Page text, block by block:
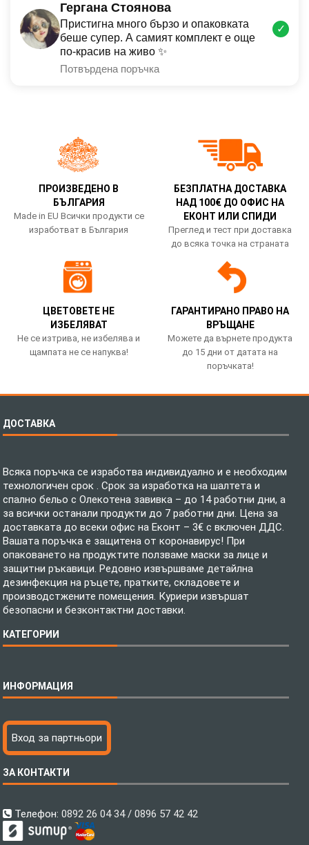
Гергана Стоянова
Пристигна много бързо и опаковката
беше супер. А самият комплект е още
по-красив на живо ✨
Потвърдена поръчка
✓
ПРОИЗВЕДЕНО В
БЪЛГАРИЯ
Made in EU Всички продукти се
изработват в България
БЕЗПЛАТНА ДОСТАВКА
НАД 100€ ДО ОФИС НА
ЕКОНТ ИЛИ СПИДИ
Преглед и тест при доставка
до всяка точка на страната
ЦВЕТОВЕТЕ НЕ
ИЗБЕЛЯВАТ
Не се изтрива, не избелява и
щампата не се напуква!
ГАРАНТИРАНО ПРАВО НА
ВРЪЩАНЕ
Можете да върнете продукта
до 15 дни от датата на
поръчката!
ДОСТАВКА
Всяка поръчка се изработва индивидуално и е необходим
технологичен срок . Срок за изработка на шалтета и
спално бельо с Олекотена завивка – до 14 работни дни, а
за всички останали продукти до 7 работни дни. Цена за
доставката до всеки офис на Еконт – 3€ с включен ДДС.
Вашата поръчка е защитена от коронавирус! При
опаковането на продуктите ползваме маски за лице и
защитни ръкавици. Редовно извършваме детайлна
дезинфекция на ръцете, пратките, складовете и
производстжените помещения. Куриери извършат
безопасни и безконтактни доставки.
КАТЕГОРИИ
Бебешки спални комплекти
Тениски с пълноцветен печат
Хавлиени кърпи
Пончо за водни спортове
Микрофибърни Велурени Кърпи
Детски пончота
ИНФОРМАЦИЯ
Технология на печатане
Файлове за печат
Как да поръчам?
С какво сме различни?
Контакти
Вход за партньори
ЗА КОНТАКТИ
Телефон:0892 26 04 34 / 0896 57 42 42